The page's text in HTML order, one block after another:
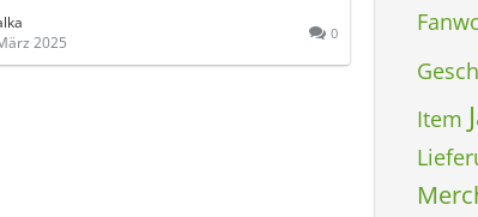
2025
0
Item